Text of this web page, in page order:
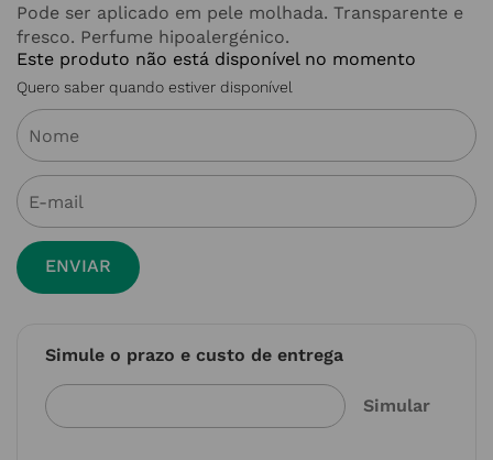
Pode ser aplicado em pele molhada. Transparente e
fresco. Perfume hipoalergénico.
Este produto não está disponível no momento
Quero saber quando estiver disponível
ENVIAR
Simule o prazo e custo de entrega